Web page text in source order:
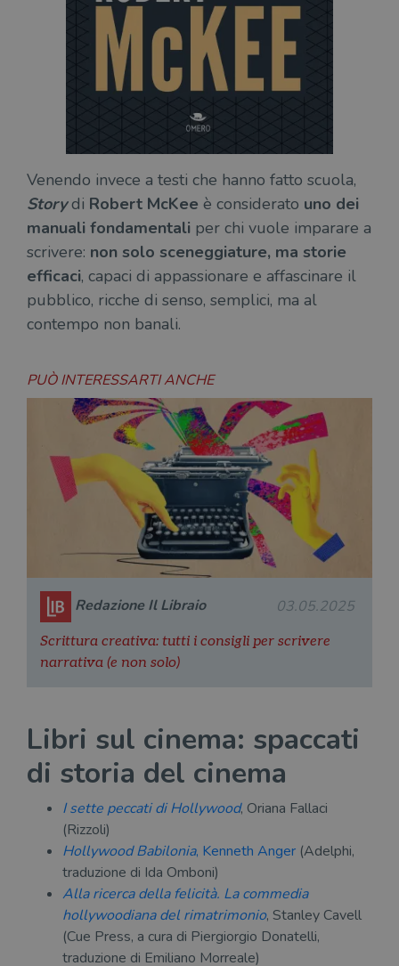
Venendo invece a testi che hanno fatto scuola,
Storydi Robert McKee è considerato uno dei
manuali fondamentali per chi vuole imparare a
scrivere: non solo sceneggiature, ma storie
efficaci, capaci di appassionare e affascinare il
pubblico, ricche di senso, semplici, ma al
contempo non banali.
PUÒ INTERESSARTI ANCHE
Redazione Il Libraio 03.05.2025
Scrittura creativa: tutti i consigli per scrivere
narrativa (e non solo)
Libri sul cinema: spaccati
di storia del cinema
I sette peccati di Hollywood, Oriana Fallaci
(Rizzoli)
Hollywood Babilonia, Kenneth Anger (Adelphi,
traduzione di Ida Omboni)
Alla ricerca della felicità. La commedia
hollywoodiana del rimatrimonio, Stanley Cavell
(Cue Press, a cura di Piergiorgio Donatelli,
traduzione di Emiliano Morreale)